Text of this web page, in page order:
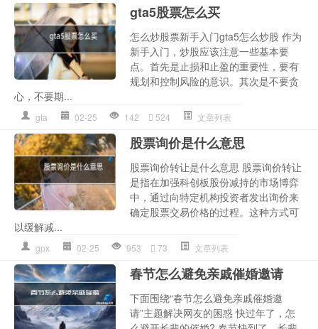
gta5股票怎么买
怎么炒股票新手入门gta5怎么炒股 作为
新手入门，炒股应该注意一些基本要
点。首先是止损和止盈的重要性，要有
规划和控制风险的意识。其次是不要贪
心，不要期...
gta 02-25 142 524 文章列表
股票询价是什么意思
股票询价转让是什么意思 股票询价转让
是指在加强科创板股份减持的市场博弈
中，通过向特定机构投资者发出询价来
确定股票交易价格的过程。这种方式可
以缓解减...
gpx 02-25 953 73 文章列表
春节怎么避免亲戚催婚邀请
下面围绕“春节怎么避免亲戚催婚邀
请”主题解决网友的困惑 快过年了，怎